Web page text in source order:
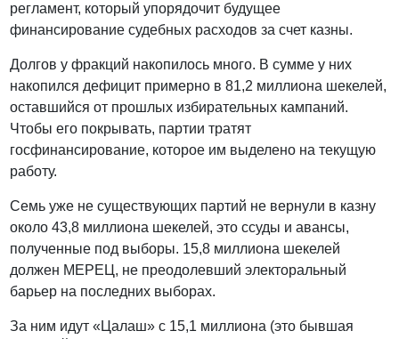
регламент, который упорядочит будущее
финансирование судебных расходов за счет казны.
Долгов у фракций накопилось много. В сумме у них
накопился дефицит примерно в 81,2 миллиона шекелей,
оставшийся от прошлых избирательных кампаний.
Чтобы его покрывать, партии тратят
госфинансирование, которое им выделено на текущую
работу.
Семь уже не существующих партий не вернули в казну
около 43,8 миллиона шекелей, это ссуды и авансы,
полученные под выборы. 15,8 миллиона шекелей
должен МЕРЕЦ, не преодолевший электоральный
барьер на последних выборах.
За ним идут «Цалаш» с 15,1 миллиона (это бывшая